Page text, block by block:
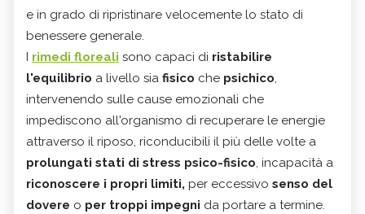
e in grado di ripristinare velocemente lo stato di
benessere generale.
I rimedi floreali sono capaci di ristabilire
l'equilibrio a livello sia fisico che psichico
intervenendo sulle cause emozionali che
impediscono all'organismo di recuperare le energie
attraverso il riposo, riconducibili il più delle volte a
prolungati stati di stress psico-fisico , incapacità a
riconoscere i propri limiti, per eccessivo senso del
dovere o per troppi impegni da portare a termine.